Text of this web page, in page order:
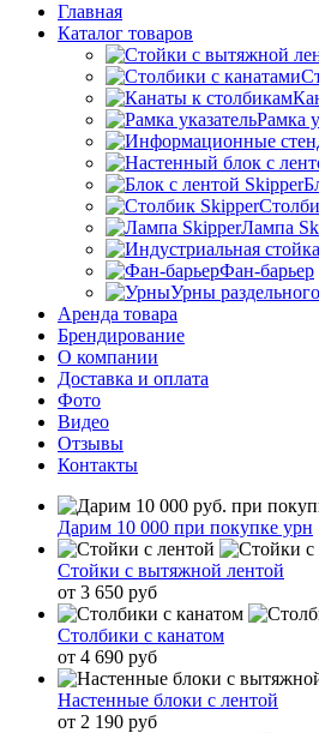
Главная
Каталог товаров
Рамка
Лампа
Фан-барьер
Урны
Аренда товара
Брендирование
О компании
Доставка и оплата
Фото
Видео
Отзывы
Контакты
Дарим 10 000 при покупке урн
Стойки с вытяжной лентой
от 3 650 руб
Столбики с канатом
от 4 690 руб
Настенные блоки с лентой
от 2 190 руб